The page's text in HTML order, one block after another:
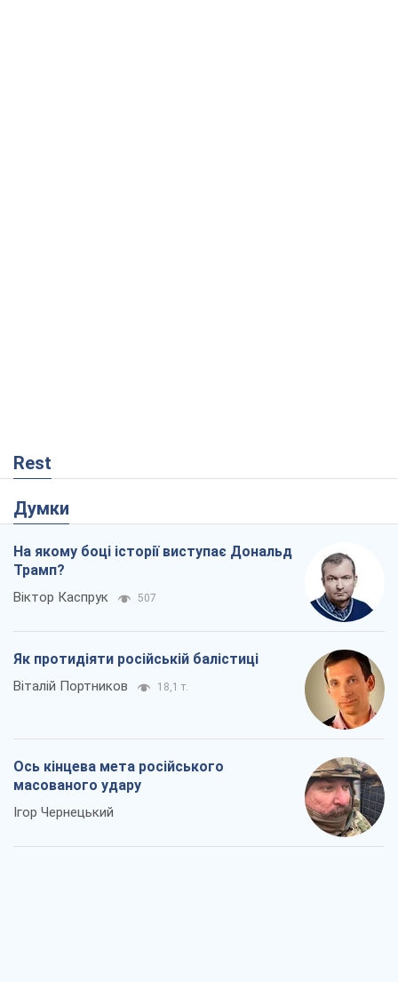
Rest
Думки
На якому боці історії виступає Дональд
Трамп?
Віктор Каспрук 507
Як протидіяти російській балістиці
Віталій Портников 18,1 т.
Ось кінцева мета російського
масованого удару
Ігор Чернецький